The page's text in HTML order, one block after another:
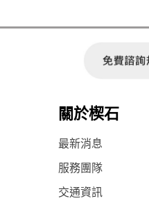
關於楔石
最新消息
服務團隊
交通資訊